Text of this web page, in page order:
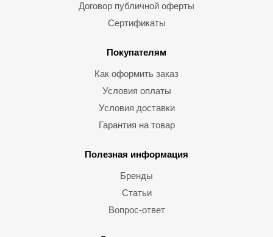
Договор публичной оферты
Сертификаты
Покупателям
Как оформить заказ
Условия оплаты
Условия доставки
Гарантия на товар
Полезная информация
Бренды
Статьи
Вопрос-ответ